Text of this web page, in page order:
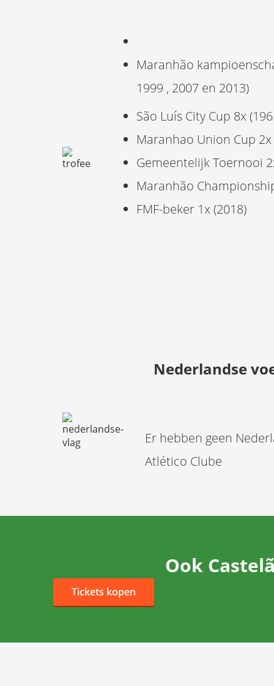
Maranhão
1999 , 2007 en 2013)
São Luís City Cup 8x
Maranhao Union Cup 2x
Gemeentelijk Toernooi
Maranhão
FMF-beker 1x (2018)
Nederlandse
Er hebben geen
Atlético Clube
Ook
Tickets kopen